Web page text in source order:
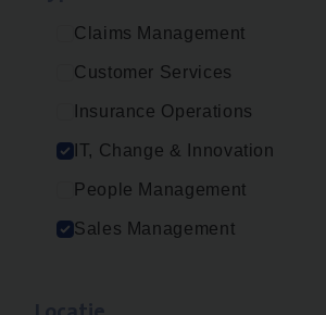
Claims Management
Customer Services
Insurance Operations
IT, Change & Innovation
People Management
Sales Management